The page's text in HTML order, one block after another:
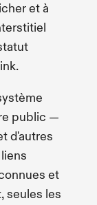
et à
public —
d'autres
et
seules les